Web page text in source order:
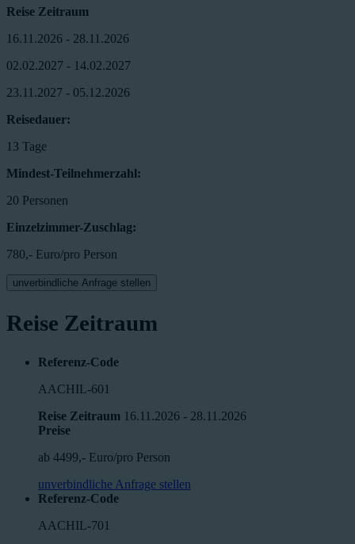
Reise Zeitraum
16.11.2026 - 28.11.2026
02.02.2027 - 14.02.2027
23.11.2027 - 05.12.2026
Reisedauer:
13 Tage
Mindest-Teilnehmerzahl:
20 Personen
Einzelzimmer-Zuschlag:
780,- Euro/pro Person
unverbindliche Anfrage stellen
Reise Zeitraum
Referenz-Code
AACHIL-601
Reise Zeitraum 16.11.2026 - 28.11.2026
Preise
ab 4499,- Euro/pro Person
unverbindliche Anfrage stellen
Referenz-Code
AACHIL-701